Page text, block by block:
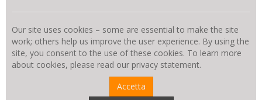
Our site uses cookies – some are essential to make the site
work; others help us improve the user experience. By using the
site, you consent to the use of these cookies. To learn more
about cookies, please read our privacy statement.
Accetta